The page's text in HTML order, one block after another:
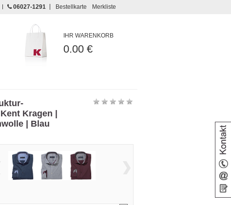
06027-1291 Bestellkarte Merkliste
IHR WARENKORB
0.00 €
Kragen |
| Blau